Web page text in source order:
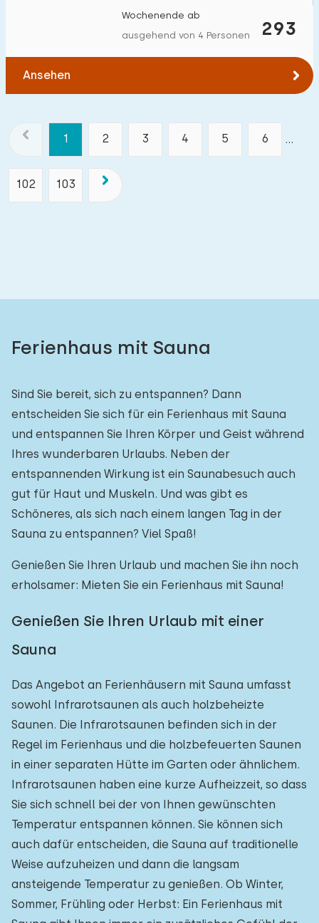
293
Wochenende ab
ausgehend von 4 Personen
Ansehen
1 2 3 4 5 6 ...
102 103
Ferienhaus mit Sauna
Sind Sie bereit, sich zu entspannen? Dann
entscheiden Sie sich für ein Ferienhaus mit Sauna
und entspannen Sie Ihren Körper und Geist während
Ihres wunderbaren Urlaubs. Neben der
entspannenden Wirkung ist ein Saunabesuch auch
gut für Haut und Muskeln. Und was gibt es
Schöneres, als sich nach einem langen Tag in der
Sauna zu entspannen? Viel Spaß!
Genießen Sie Ihren Urlaub und machen Sie ihn noch
erholsamer: Mieten Sie ein Ferienhaus mit Sauna!
Genießen Sie Ihren Urlaub mit einer
Sauna
Das Angebot an Ferienhäusern mit Sauna umfasst
sowohl Infrarotsaunen als auch holzbeheizte
Saunen. Die Infrarotsaunen befinden sich in der
Regel im Ferienhaus und die holzbefeuerten Saunen
in einer separaten Hütte im Garten oder ähnlichem.
Infrarotsaunen haben eine kurze Aufheizzeit, so dass
Sie sich schnell bei der von Ihnen gewünschten
Temperatur entspannen können. Sie können sich
auch dafür entscheiden, die Sauna auf traditionelle
Weise aufzuheizen und dann die langsam
ansteigende Temperatur zu genießen. Ob Winter,
Sommer, Frühling oder Herbst: Ein Ferienhaus mit